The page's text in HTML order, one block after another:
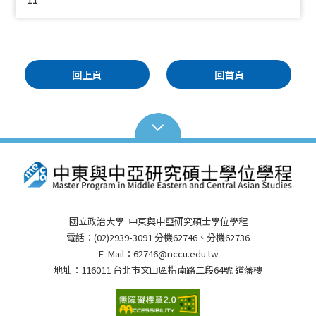
回上頁 回首頁
國立政治大學 中東與中亞研究碩士學位學程
電話：(02)2939-3091 分機62746、分機62736
E-Mail：62746@nccu.edu.tw
地址：116011 台北市文山區指南路二段64號 道藩樓